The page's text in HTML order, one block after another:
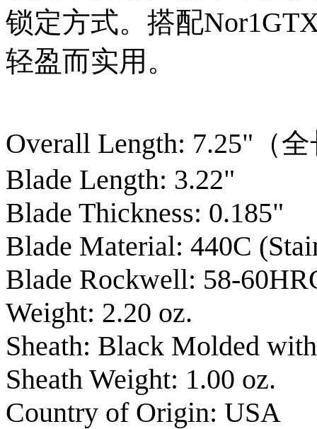
锁定方式。搭配
轻盈而实用。
Overall Length: 7.25"（
Blade Length: 3.22"
Blade Thickness: 0.185"
Blade Material: 440C
Blade Rockwell: 58-
Weight: 2.20 oz.
Sheath: Black Molded
Sheath Weight: 1.00 oz.
Country of Origin: USA